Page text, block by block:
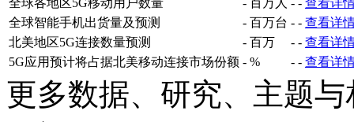
全球各地区5G移动用户数量
- 百万人 - - 查看详
全球智能手机出货量及预测
- 百万台 - - 查看详
北美地区5G连接数量预测
- 百万 - - 查看详
5G应用预计将占据北美移动连接市场份额 - % - - 查看详
更多数据、研究、主题